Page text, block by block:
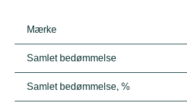
Mærke
Samlet bedømmelse
Samlet bedømmelse, %